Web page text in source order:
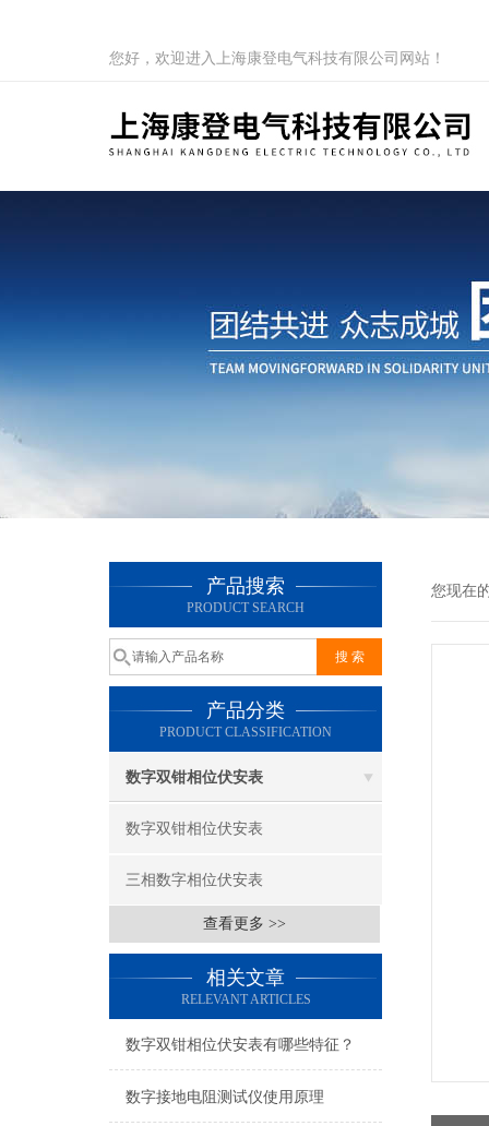
您好，欢迎进入上海康登电气科技有限公司网站！
产品搜索
PRODUCT SEARCH
产品分类
PRODUCT CLASSIFICATION
数字双钳相位伏安表
数字双钳相位伏安表
三相数字相位伏安表
查看更多 >>
相关文章
RELEVANT ARTICLES
数字双钳相位伏安表有哪些特征？
数字接地电阻测试仪使用原理
您现在